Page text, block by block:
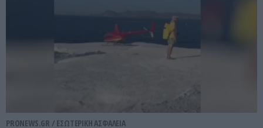
PRONEWS.GR / ΕΣΩΤΕΡΙΚΗ ΑΣΦΑΛΕΙΑ